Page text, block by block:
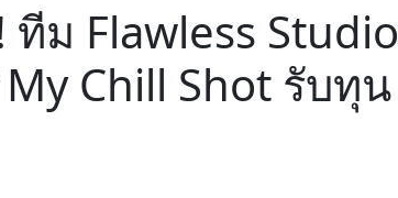
ม Flawless Studio
Chill Shot รับทุน